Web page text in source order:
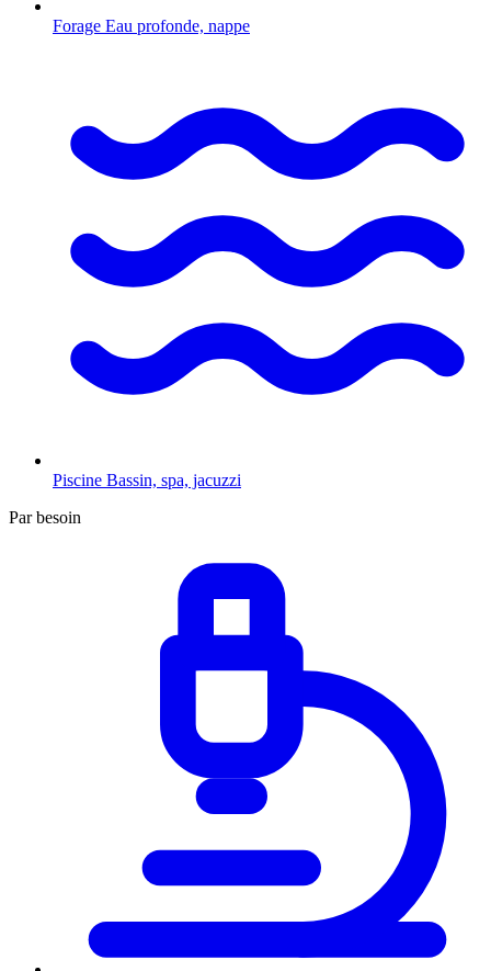
Forage Eau profonde, nappe
Piscine Bassin, spa, jacuzzi
Par besoin